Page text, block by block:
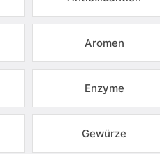
Aromen
Enzyme
Gewürze